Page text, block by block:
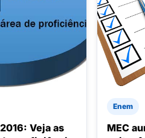
Veja as
Enem
MEC